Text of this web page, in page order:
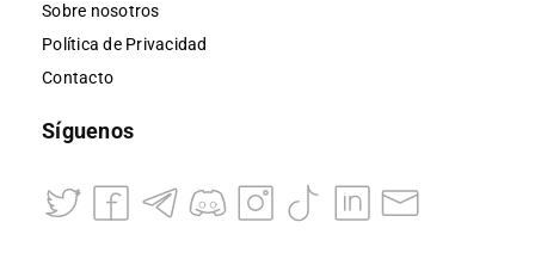
Sobre nosotros
Política de Privacidad
Contacto
Síguenos